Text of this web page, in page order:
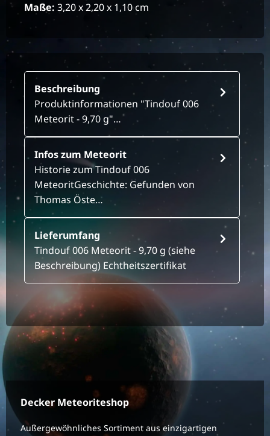
Maße: 3,20 x 2,20 x 1,10 cm
Beschreibung
Produktinformationen "Tindouf 006
Meteorit - 9,70 g"…
Infos zum Meteorit
Historie zum Tindouf 006
MeteoritGeschichte: Gefunden von
Thomas Öste…
Lieferumfang
Tindouf 006 Meteorit - 9,70 g (siehe
Beschreibung) Echtheitszertifikat
Decker Meteoriteshop
Außergewöhnliches Sortiment aus einzigartigen